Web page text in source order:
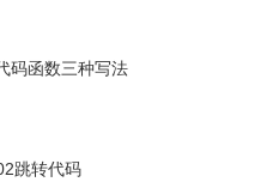
码函数三种写法
跳转代码